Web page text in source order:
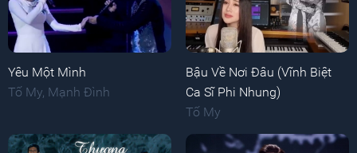
Yêu Một Mình
Tố My Mạnh Đình
Bậu Về Nơi Đâu (Vĩnh Biệt
Ca Sĩ Phi Nhung)
Tố My